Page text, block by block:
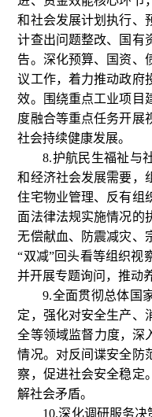
和社会发展计划执行、
计查出问题整改、国有
告。深化预算、国资、
议工作，着力推动政府
效。围绕重点工业项目
度融合等重点任务开展
社会持续健康发展。
8.护航民生福祉与
和经济社会发展需要，
住宅物业管理、反有组
面法律法规实施情况的
无偿献血、防震减灾、
“双减”回头看等组织视
并开展专题询问，推动
9.全面贯彻总体国
定，强化对安全生产、
全等领域监督力度，深
情况。对反间谍安全防
察，促进社会安全稳定
解社会矛盾。
10.深化调研服务决